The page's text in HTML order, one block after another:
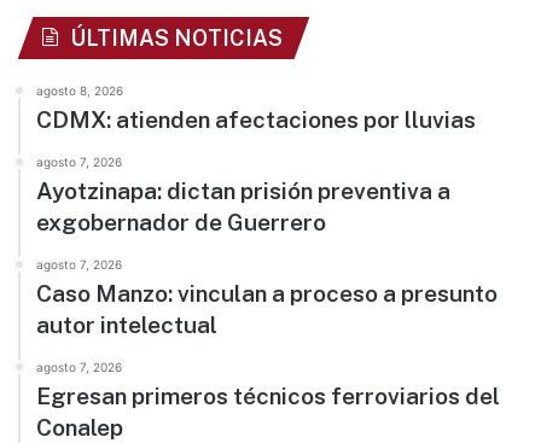
ÚLTIMAS NOTICIAS
agosto 8, 2026
CDMX: atienden afectaciones por lluvias
agosto 7, 2026
Ayotzinapa: dictan prisión preventiva a
exgobernador de Guerrero
agosto 7, 2026
Caso Manzo: vinculan a proceso a presunto
autor intelectual
agosto 7, 2026
Egresan primeros técnicos ferroviarios del
Conalep